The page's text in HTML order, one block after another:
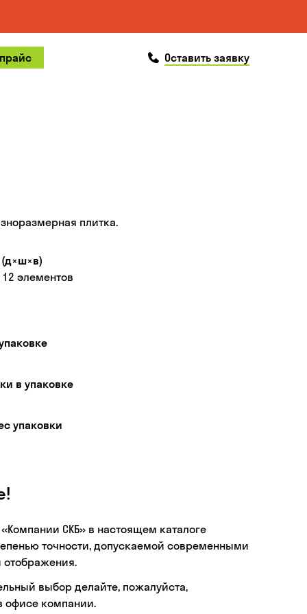
позвонить
Оставить заявку
плитка.
элементов
в упаковке
упаковки
СКБ» в настоящем каталоге
точности, допускаемой современными
отображения.
выбор делайте, пожалуйста,
офисе компании.